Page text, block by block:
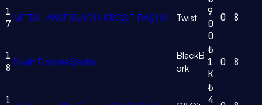
1
7 METAL AKSESUARLI KROŞE BAŞLIK Twist
9
0
0
0 8
1
8 Siyah Docker Şapka
BlackB
örk
₺
1
K
0 8
1
₺
4